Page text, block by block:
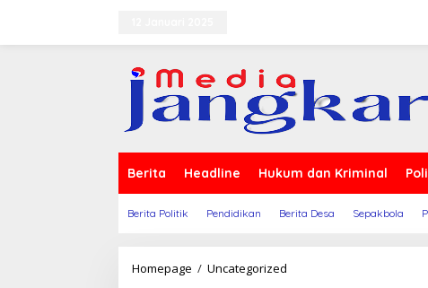
Berita Headline Hukum dan Kriminal
Berita Politik Pendidikan Berita Desa Sepakbola
Homepage / Uncategorized